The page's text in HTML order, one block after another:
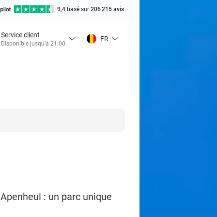
9,4 basé sur 206 215 avis
Service client
Disponible jusqu'à 21:00
FR
: un parc unique